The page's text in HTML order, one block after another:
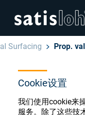
Cookie设置
我们使用cookie来
服务。除了这些技
汉语
隐藏页面导
English
Deutsch
Surfacing Prop.
眼镜光